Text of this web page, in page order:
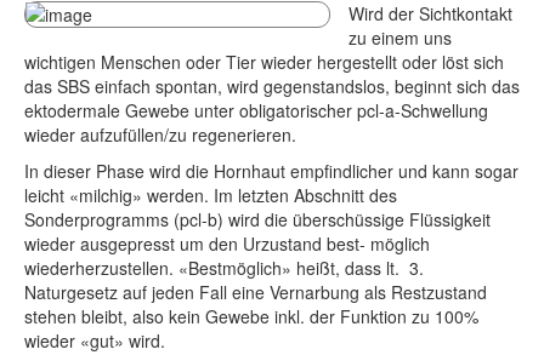
Wird der Sichtkontakt
zu einem uns
wichtigen Menschen oder Tier wieder hergestellt oder löst sich
das SBS einfach spontan, wird gegenstandslos, beginnt sich das
ektodermale Gewebe unter obligatorischer pcl-a-Schwellung
wieder aufzufüllen/zu regenerieren.
In dieser Phase wird die Hornhaut empfindlicher und kann sogar
leicht «milchig» werden. Im letzten Abschnitt des
Sonderprogramms (pcl-b) wird die überschüssige Flüssigkeit
wieder ausgepresst um den Urzustand best- möglich
wiederherzustellen. «Bestmöglich» heißt, dass lt. 3.
Naturgesetz auf jeden Fall eine Vernarbung als Restzustand
stehen bleibt, also kein Gewebe inkl. der Funktion zu 100%
wieder «gut» wird.